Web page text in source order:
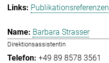
Publikationsreferenzen
Barbara Strasser
Direktionsassistentin
+49 89 8578 3561